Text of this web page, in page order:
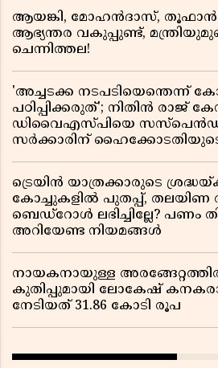
ആയങ്കി, മോഹൻദാസ്,
ആഭ്യന്തര വകുപ്പുണ്ട്,
ചെന്നിത്തല!
'അച്ചടക്ക നടപടിയെന്തെന്ന്
പഠിപ്പിക്കരുത്'; നിതിൻ രാജ്
ഡിവൈഎസ്പിയെ സസ്പെൻഡ്
സർക്കാരിന്
ട്രെയിൻ യാത്രക്കാരുടെ
കോച്ചുകളിൽ പുതപ്പ്, തലയിണ
ബെഡ്റോൾ ലഭിച്ചില്ലേ? പണം
അറിയേണ്ട നിയമങ്ങൾ
നായകനായുള്ള
കുതിപ്പുമായി ലോകേഷ്
നേടിയത് 31.86 കോടി രൂപ